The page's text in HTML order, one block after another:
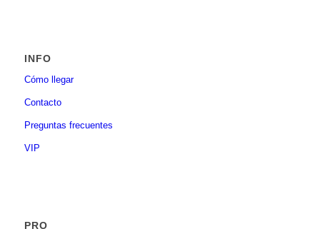
INFO
Cómo llegar
Contacto
Preguntas frecuentes
VIP
PRO